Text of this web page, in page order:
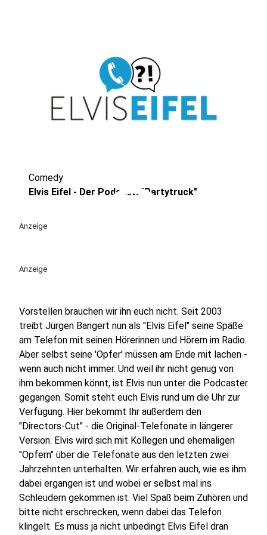
play_circle
Comedy
Elvis Eifel - Der Podcast: "Partytruck"
Anzeige
Anzeige
Vorstellen brauchen wir ihn euch nicht. Seit 2003
treibt Jürgen Bangert nun als "Elvis Eifel" seine Späße
am Telefon mit seinen Hörerinnen und Hörern im Radio.
Aber selbst seine 'Opfer' müssen am Ende mit lachen -
wenn auch nicht immer. Und weil ihr nicht genug von
ihm bekommen könnt, ist Elvis nun unter die Podcaster
gegangen. Somit steht euch Elvis rund um die Uhr zur
Verfügung. Hier bekommt Ihr außerdem den
"Directors-Cut" - die Original-Telefonate in längerer
Version. Elvis wird sich mit Kollegen und ehemaligen
"Opfern" über die Telefonate aus den letzten zwei
Jahrzehnten unterhalten. Wir erfahren auch, wie es ihm
dabei ergangen ist und wobei er selbst mal ins
Schleudern gekommen ist. Viel Spaß beim Zuhören und
bitte nicht erschrecken, wenn dabei das Telefon
klingelt. Es muss ja nicht unbedingt Elvis Eifel dran